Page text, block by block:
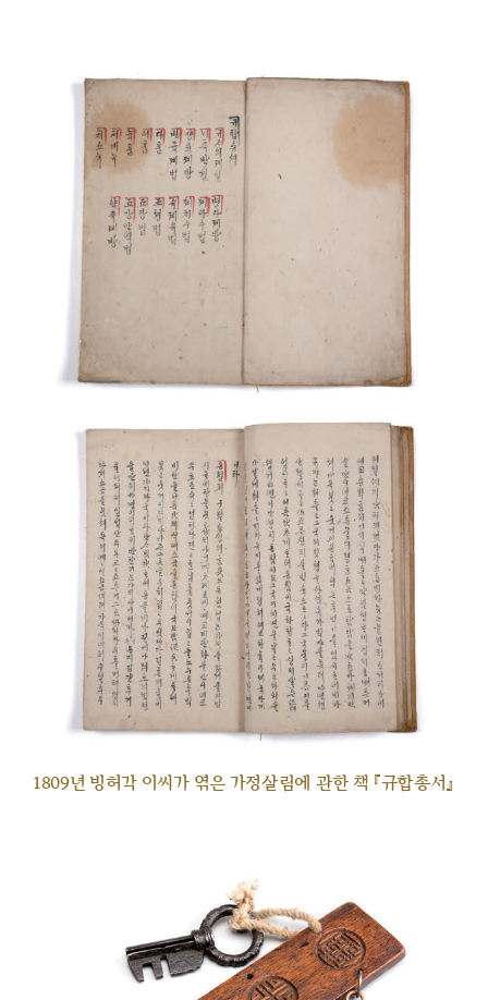
1809년 빙허각 이씨가 엮은 가정살림에 관한 책 『규합총서』